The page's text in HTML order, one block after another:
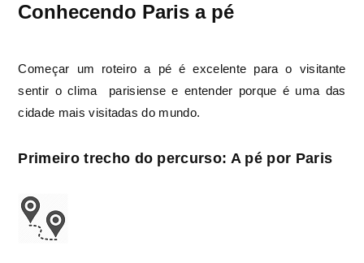
Conhecendo Paris a pé
Começar um roteiro a pé é excelente para o visitante
sentir o clima parisiense e entender porque é uma das
cidade mais visitadas do mundo.
Primeiro trecho do percurso: A pé por Paris